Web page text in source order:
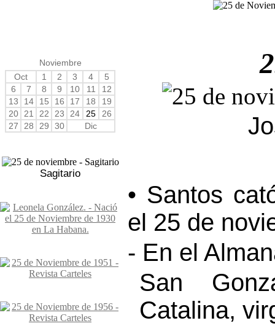
Noviembre
Oct
1 2 3 4
5
6
7 8 9 10 11
12
13
14 15 16 17 18
19
20
21 22 23 24 25
26
27
28 29 30 Dic
Sagitario
• Santos
el 25 de
- En el
San
Catalina,